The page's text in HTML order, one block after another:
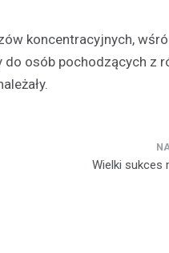
koncentracyjnych,
do osób pochodzących z
Wielki sukces
Festyny
Festyn rodzinny w
emocjonujące
W minioną niedzielę
Moszczenicy mieli okazję